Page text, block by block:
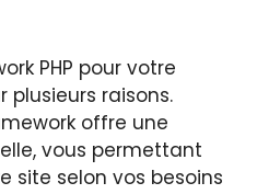
PHP pour votre
plusieurs raisons.
offre une
vous permettant
site selon vos besoins